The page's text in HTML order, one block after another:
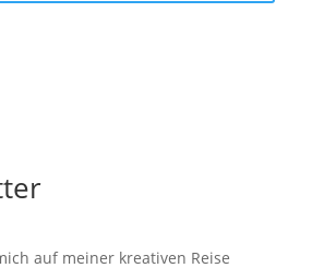
auf meiner kreativen Reise